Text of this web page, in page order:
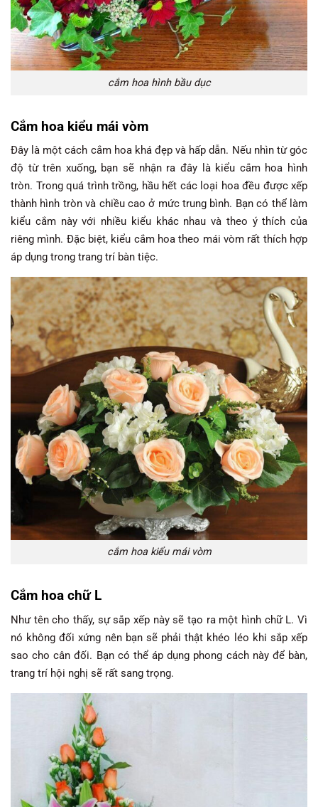
cắm hoa hình bầu dục
Cắm hoa kiểu mái vòm
Đây là một cách cắm hoa khá đẹp và hấp dẫn. Nếu nhìn từ góc
độ từ trên xuống, bạn sẽ nhận ra đây là kiểu cắm hoa hình
tròn. Trong quá trình trồng, hầu hết các loại hoa đều được xếp
thành hình tròn và chiều cao ở mức trung bình. Bạn có thể làm
kiểu cắm này với nhiều kiểu khác nhau và theo ý thích của
riêng mình. Đặc biệt, kiểu cắm hoa theo mái vòm rất thích hợp
áp dụng trong trang trí bàn tiệc.
cắm hoa kiểu mái vòm
Cắm hoa chữ L
Như tên cho thấy, sự sắp xếp này sẽ tạo ra một hình chữ L. Vì
nó không đối xứng nên bạn sẽ phải thật khéo léo khi sắp xếp
sao cho cân đối. Bạn có thể áp dụng phong cách này để bàn,
trang trí hội nghị sẽ rất sang trọng.